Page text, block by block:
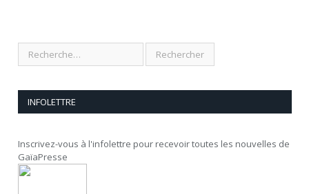
INFOLETTRE
Inscrivez-vous à l'infolettre pour recevoir toutes les nouvelles de
GaïaPresse